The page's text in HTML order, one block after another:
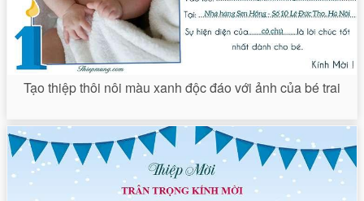
Tạo thiệp thôi nôi màu xanh độc đáo với ảnh của bé trai